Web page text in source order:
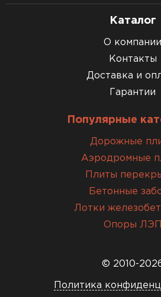
Каталог
О компании
Контакты
Доставка и
Гарантии
Популярные
Дорожные
Аэродромные
Плиты
Бетонные
Лотки
Опоры ЛЭП
© 2010-
Политика